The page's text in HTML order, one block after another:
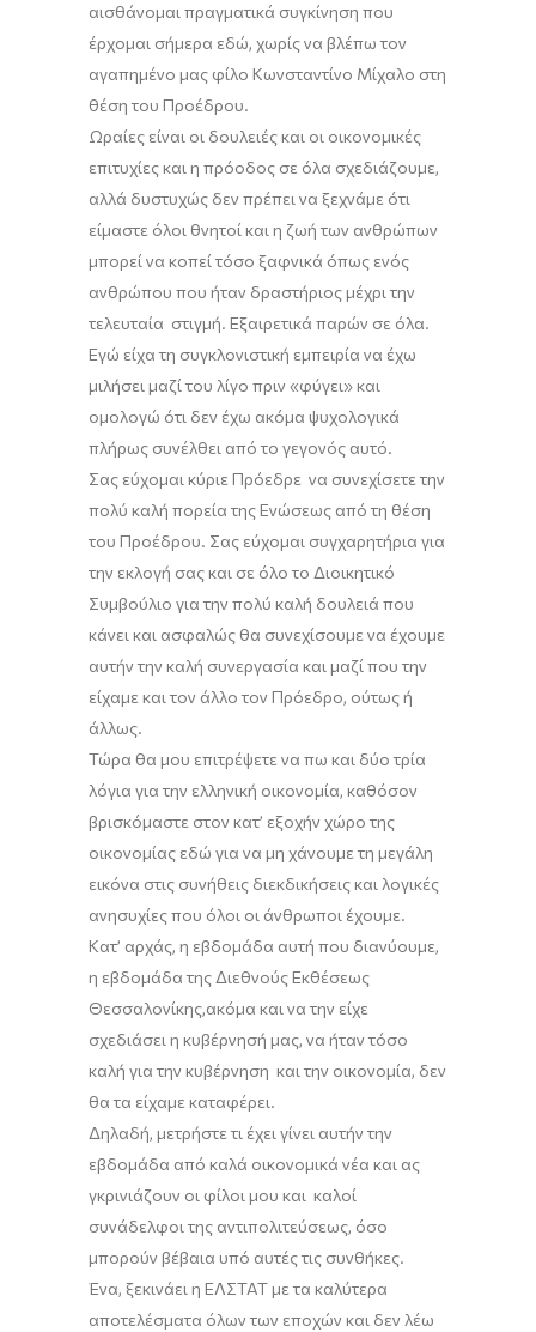
αισθάνομαι πραγματικά συγκίνηση που
έρχομαι σήμερα εδώ, χωρίς να βλέπω τον
αγαπημένο μας φίλο Κωνσταντίνο Μίχαλο στη
θέση του Προέδρου.
Ωραίες είναι οι δουλειές και οι οικονομικές
επιτυχίες και η πρόοδος σε όλα σχεδιάζουμε,
αλλά δυστυχώς δεν πρέπει να ξεχνάμε ότι
είμαστε όλοι θνητοί και η ζωή των ανθρώπων
μπορεί να κοπεί τόσο ξαφνικά όπως ενός
ανθρώπου που ήταν δραστήριος μέχρι την
τελευταία στιγμή. Εξαιρετικά παρών σε όλα.
Εγώ είχα τη συγκλονιστική εμπειρία να έχω
μιλήσει μαζί του λίγο πριν «φύγει»και
ομολογώ ότι δεν έχω ακόμα ψυχολογικά
πλήρως συνέλθει από το γεγονός αυτό.
Σας εύχομαι κύριε Πρόεδρε να συνεχίσετε την
πολύ καλή πορεία της Ενώσεως από τη θέση
του Προέδρου. Σας εύχομαι συγχαρητήρια για
την εκλογή σας και σε όλο το Διοικητικό
Συμβούλιο για την πολύ καλή δουλειά που
κάνει και ασφαλώς θα συνεχίσουμε να έχουμε
αυτήν την καλή συνεργασία και μαζί που την
είχαμε και τον άλλο τον Πρόεδρο, ούτως ή
άλλως.
Τώρα θα μου επιτρέψετε να πω και δύο τρία
λόγια για την ελληνική οικονομία, καθόσον
βρισκόμαστε στον κατ’ εξοχήν χώρο της
οικονομίας εδώ για να μη χάνουμε τη μεγάλη
εικόνα στις συνήθεις διεκδικήσεις και λογικές
ανησυχίες που όλοι οι άνθρωποι έχουμε.
Κατ’ αρχάς, η εβδομάδα αυτή που διανύουμε,
η εβδομάδα της Διεθνούς Εκθέσεως
Θεσσαλονίκης,ακόμα και να την είχε
σχεδιάσει η κυβέρνησή μας, να ήταν τόσο
καλή για την κυβέρνηση και την οικονομία, δεν
θα τα είχαμε καταφέρει.
Δηλαδή, μετρήστε τι έχει γίνει αυτήν την
εβδομάδα από καλά οικονομικά νέα και ας
γκρινιάζουν οι φίλοι μου και καλοί
συνάδελφοι της αντιπολιτεύσεως, όσο
μπορούν βέβαια υπό αυτές τις συνθήκες.
Ένα, ξεκινάει η ΕΛΣΤΑΤ με τα καλύτερα
αποτελέσματα όλων των εποχών και δεν λέω